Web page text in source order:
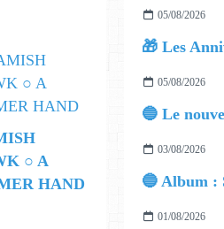
○ A
HAND
05/08/2026
🎁 Les
05/08/2026
03/08/2026
01/08/2026